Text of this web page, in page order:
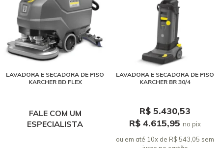
LAVADORA E SECADORA DE PISO
KARCHER BD FLEX
FALE COM UM
ESPECIALISTA
LAVADORA E SECADORA DE PISO
KARCHER BR 30/4
R$ 5.430,53
R$ 4.615,95 no pix
ou em até 10x de R$ 543,05 sem